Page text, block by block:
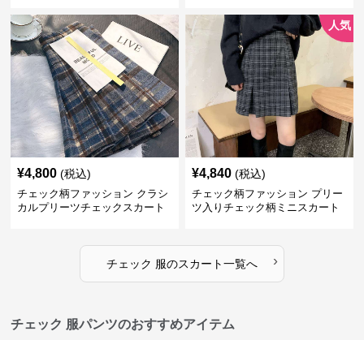
¥4,800 (税込)
チェック柄ファッション クラシ
カルプリーツチェックスカート
人気
¥4,840 (税込)
チェック柄ファッション プリー
ツ入りチェック柄ミニスカート
チェック 服のスカート一覧へ ›
チェック 服パンツのおすすめアイテム